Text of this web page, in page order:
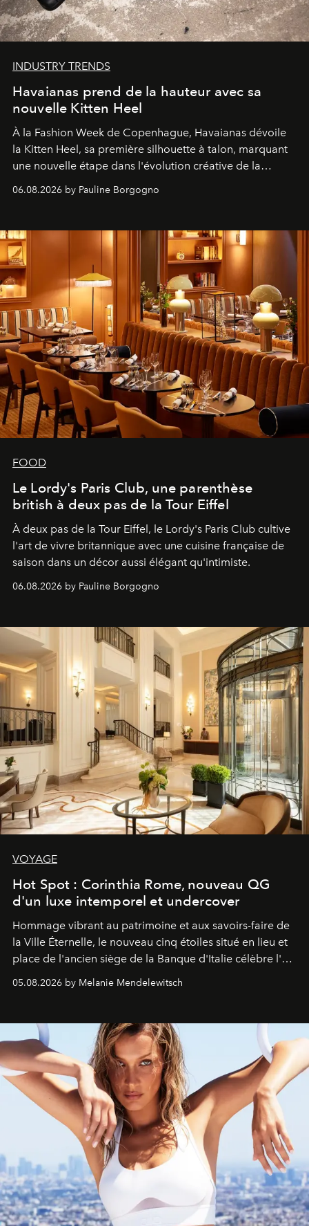
INDUSTRY TRENDS
Havaianas prend de la hauteur avec sa
nouvelle Kitten Heel
À la Fashion Week de Copenhague, Havaianas dévoile
la Kitten Heel, sa première silhouette à talon, marquant
une nouvelle étape dans l'évolution créative de la
06.08.2026 by Pauline Borgogno
FOOD
Le Lordy's Paris Club, une parenthèse
british à deux pas de la Tour Eiffel
À deux pas de la Tour Eiffel, le Lordy's Paris Club cultive
l'art de vivre britannique avec une cuisine française de
saison dans un décor aussi élégant qu'intimiste.
06.08.2026 by Pauline Borgogno
VOYAGE
Hot Spot : Corinthia Rome, nouveau QG
d'un luxe intemporel et undercover
Hommage vibrant au patrimoine et aux savoirs-faire de
la Ville Éternelle, le nouveau cinq étoiles situé en lieu et
place de l'ancien siège de la Banque d'Italie célèbre l'art
05.08.2026 by Melanie Mendelewitsch